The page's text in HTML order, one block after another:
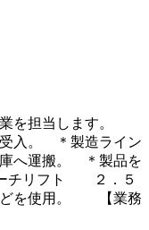
業を担当します。
受入。 ＊製造ライン
へ運搬。 ＊製品を
チリフト ２．５
どを使用。 【業務